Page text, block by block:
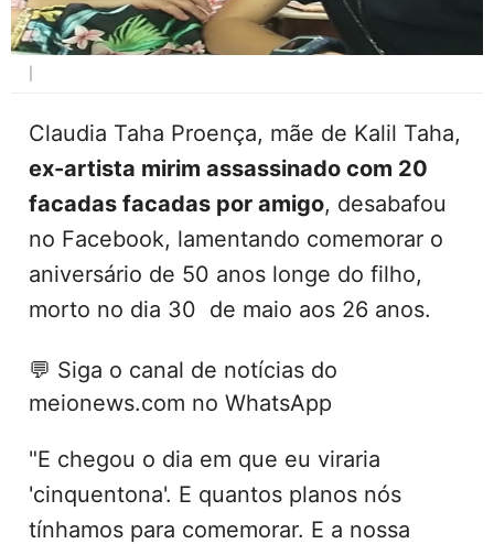
Claudia Taha Proença, mãe de Kalil Taha,
ex-artista mirim assassinado com 20
facadas facadas por amigo, desabafou
no Facebook, lamentando comemorar o
aniversário de 50 anos longe do filho,
morto no dia 30 de maio aos 26 anos.
💬 Siga o canal de notícias do
meionews.com no WhatsApp
"E chegou o dia em que eu viraria
'cinquentona'. E quantos planos nós
tínhamos para comemorar. E a nossa